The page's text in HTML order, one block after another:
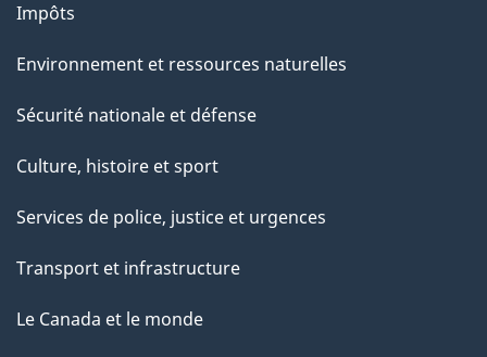
Impôts
Environnement et ressources naturelles
Sécurité nationale et défense
Culture, histoire et sport
Services de police, justice et urgences
Transport et infrastructure
Le Canada et le monde